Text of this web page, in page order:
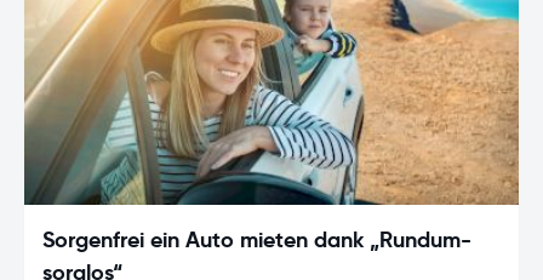
Sorgenfrei ein Auto mieten dank „Rundum-
sorglos“